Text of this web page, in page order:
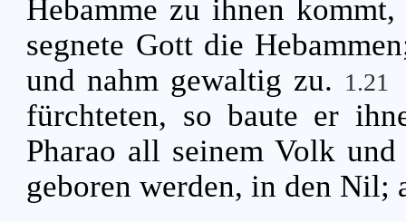
Hebamme zu ihnen
segnete Gott die
und nahm gewaltig zu. 1.21
fürchteten, so baute er
Pharao all seinem Volk
geboren werden, in den Nil;